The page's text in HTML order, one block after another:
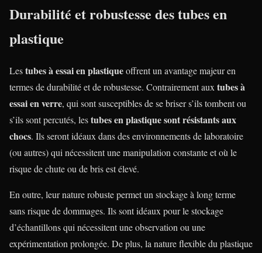
Durabilité et robustesse des tubes en
plastique
Lestubes à essai en plastiqueoffrent un avantage majeur en
termes de durabilité et de robustesse. Contrairement auxtubes à
essai en verre, qui sont susceptibles de se briser s’ils tombent ou
s’ils sont percutés, lestubes en plastique sont résistants aux
chocs. Ils seront idéaux dans des environnements de laboratoire
(ou autres) qui nécessitent une manipulation constante et où le
risque de chute ou de bris est élevé.
En outre, leur nature robuste permet un stockage à long terme
sans risque de dommages. Ils sont idéaux pour le stockage
d’échantillons qui nécessitent une observation ou une
expérimentation prolongée. De plus, la nature flexible du plastique